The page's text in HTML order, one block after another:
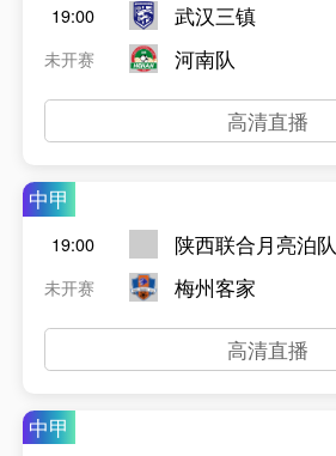
19:00
未开赛
武汉三镇
河南队
高清直播
中甲
19:00
未开赛
陕西联合月亮泊队
梅州客家
高清直播
中甲